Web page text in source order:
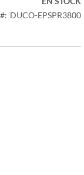
DUCO-EPSPR3800